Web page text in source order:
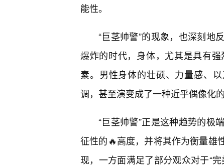
能性。
“巨茎帅警”的现象，也深刻地
爆炸的时代，身体，尤其是具有
素。男性身体的壮硕、力量感、
调，甚至演变成了一种近乎偶像化的
“巨茎帅警”正是这种趋势的极
征性的🔥高度，并将其作为衡量雄
现，一方面满足了部分观众对于“